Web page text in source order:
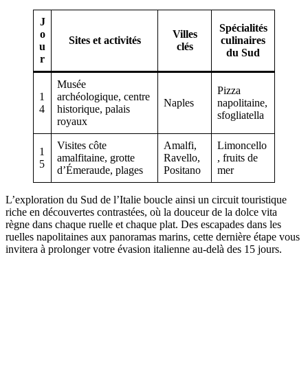
J
o
u
r
Sites et activités
Villes
clés
Spécialités
culinaires
du Sud
1
4
Musée
archéologique, centre
historique, palais
royaux
Naples
Pizza
napolitaine,
sfogliatella
1
5
Visites côte
amalfitaine, grotte
d’Émeraude, plages
Amalfi,
Ravello,
Positano
Limoncello
, fruits de
mer
L’exploration du Sud de l’Italie boucle ainsi un circuit touristique
riche en découvertes contrastées, où la douceur de la dolce vita
règne dans chaque ruelle et chaque plat. Des escapades dans les
ruelles napolitaines aux panoramas marins, cette dernière étape vous
invitera à prolonger votre évasion italienne au-delà des 15 jours.